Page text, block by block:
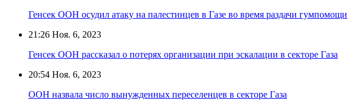
Генсек ООН осудил атаку на палестинцев в Газе во время раздачи гумпомощи
21:26 Ноя. 6, 2023
Генсек ООН рассказал о потерях организации при эскалации в секторе Газа
20:54 Ноя. 6, 2023
ООН назвала число вынужденных переселенцев в секторе Газа